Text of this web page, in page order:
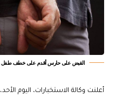
القبض على حارس أقدم على خطف طفل